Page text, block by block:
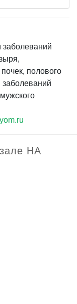
заболеваний
полового
заболеваний
НА